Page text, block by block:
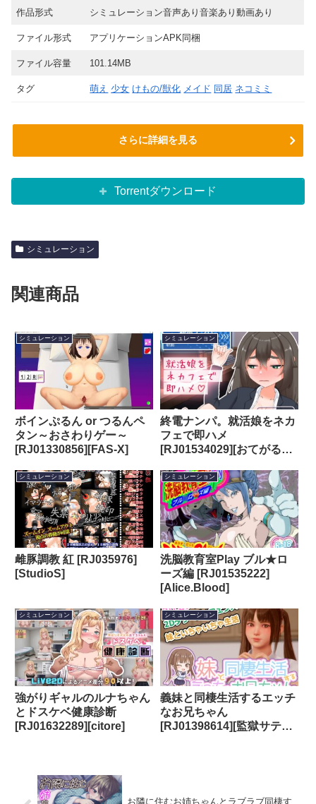
作品形式 シミュレーション音声あり音楽あり動画あり
ファイル形式 アプリケーションAPK同梱
ファイル容量 101.14MB
タグ 萌え 少女 けもの/獣化 メイド 同居 ネコミミ
さらに詳細を見る
Torrentダウンロード
シミュレーション
関連商品
シミュレーション
ボインぷるん or つるんペ
タン～おさわりゲー～
[RJ01330856][FAS-X]
シミュレーション
終電ナンパ。就活娘をネカ
フェで即ハメ
[RJ01534029][おてがるエ
シミュレーション
雌豚調教 紅 [RJ035976]
[StudioS]
シミュレーション
洗脳教育室Play ブル★ロ
ーズ編 [RJ01535222]
[Alice.Blood]
シミュレーション
強がりギャルのルナちゃん
とドスケベ健康診断
[RJ01632289][citore]
シミュレーション
義妹と同棲生活するエッチ
なお兄ちゃん
[RJ01398614][監獄サテラ
お隣に住むお姉ちゃんとラブラブ同棲す